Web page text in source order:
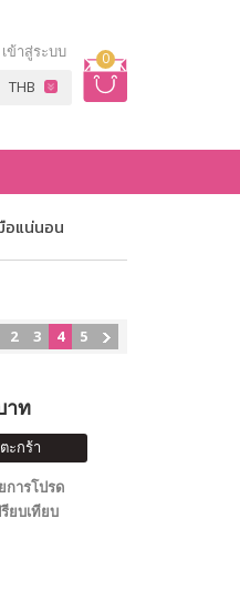
0
เข้าสู่ระบบ
อแน่นอน
2 3 4 5
าท
ะกร้า
การโปรด
ยบเทียบ